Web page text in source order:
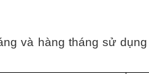
và hàng tháng sử